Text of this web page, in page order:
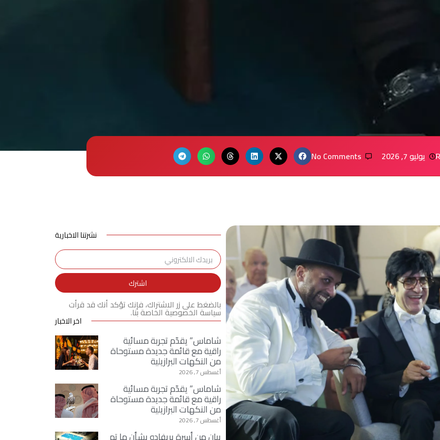
يوليو 7, 2026 No Comments
نشرتنا الاخبارية
اشترك
بالضغط على زر الاشتراك، فإنك تؤكد أنك قد قرأت
سياسة الخصوصية الخاصة بنا.
اخر الاخبار
شاماس” يقدّم تجربة مسائية
راقية مع قائمة جديدة مستوحاة
من النكهات البرازيلية
أغسطس 7, 2026
شاماس” يقدّم تجربة مسائية
راقية مع قائمة جديدة مستوحاة
من النكهات البرازيلية
أغسطس 7, 2026